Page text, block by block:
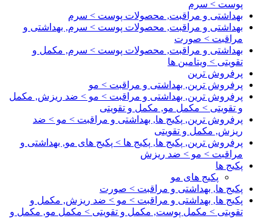
پوست > سرم
بهداشتی و مراقبت, محصولات پوست > سرم
بهداشتی و مراقبت, محصولات پوست > سرم, بهداشتی و
مراقبت > صورت
بهداشتی و مراقبت, محصولات پوست > سرم, مکمل و
تقویتی > ویتامین ها
پرفروش ترین
پرفروش ترین, بهداشتی و مراقبت > مو
پرفروش ترین, بهداشتی و مراقبت > مو > ضد ریزش, مکمل
و تقویتی > مکمل مو, مکمل و تقویتی
پرفروش ترین, پکیج ها, بهداشتی و مراقبت > مو > ضد
ریزش, مکمل و تقویتی
پرفروش ترین, پکیج ها, پکیج ها > پکیج های مو, بهداشتی و
مراقبت > مو > ضد ریزش
پکیج ها
پکیج های مو
پکیج ها, بهداشتی و مراقبت > صورت
پکیج ها, بهداشتی و مراقبت > مو > ضد ریزش, مکمل و
تقویتی > مکمل پوست, مکمل و تقویتی > مکمل مو, مکمل و